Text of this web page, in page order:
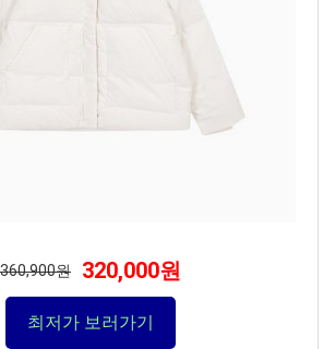
360,900원 320,000원
최저가 보러가기